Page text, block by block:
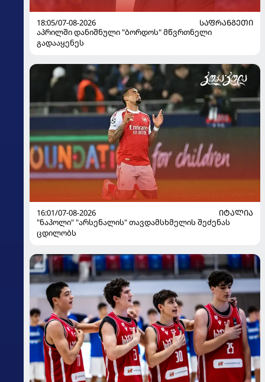
18:05/07-08-2026
ᲡᲐᲤᲠᲐᲜᲒᲔᲗᲘ
აპრილში დანიშნული "ბორდოს" მწვრთნელი
გადააყენეს
16:01/07-08-2026
ᲘᲢᲐᲚᲘᲐ
"ნაპოლი" "არსენალის" თავდამსხმელის შეძენას
ცდილობს